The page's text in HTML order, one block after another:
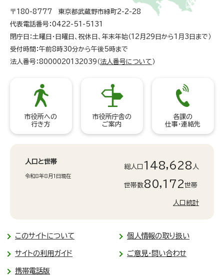
〒180-8777 東京都武蔵野市緑町2-2-28
代表電話番号：0422-51-5131
閉庁日：土曜日・日曜日、祝休日、年末年始（12月29日から1月3日まで）
受付時間：午前8時30分から午後5時まで
法人番号：8000020132039（ 法人番号について ）
市役所への
行き方
市役所庁舎の
ご案内
各課の
仕事・連絡先
人口と世帯
令和8年8月1日現在
総人口 148,628 人
世帯数80,172世帯
人口統計
このサイトについて 個人情報の取り扱い
サイトの利用ガイド ご意見・問い合わせ
携帯電話版